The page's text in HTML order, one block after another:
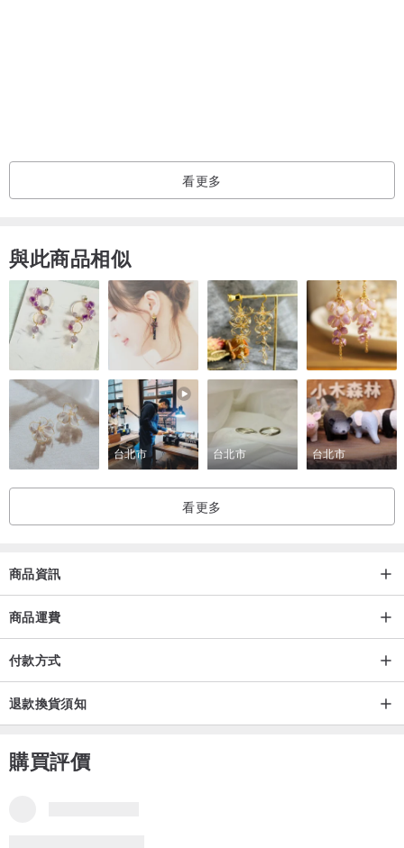
意，希望您收到的貨品都能喜歡滿意
看更多
與此商品相似
台北市 台北市 台北市
看更多
商品資訊
商品運費
付款方式
退款換貨須知
購買評價